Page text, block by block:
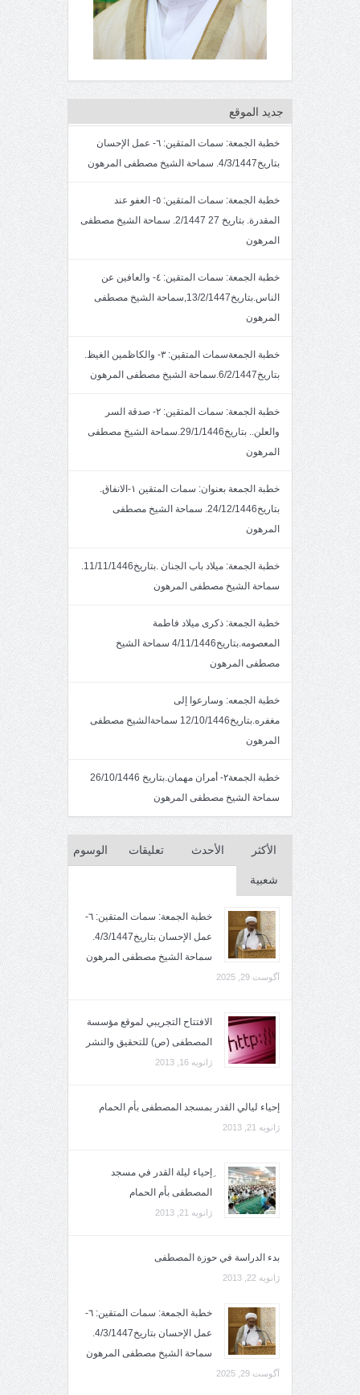
جديد الموقع
خطبة الجمعة: سمات المتقين: ٦- عمل الإحسان
بتاريخ4/3/1447. سماحة الشيخ مصطفى المرهون
خطبة الجمعة: سمات المتقين: ٥- العفو عند
المقدرة. بتاريخ 27 2/1447. سماحة الشيخ مصطفى
المرهون
خطبة الجمعة: سمات المتقين: ٤- والعافين عن
الناس.بتاريخ13/2/1447,سماحة الشيخ مصطفى
المرهون
خطبة الجمعةسمات المتقين: ٣- والكاظمين الغيظ.
بتاريخ6/2/1447.سماحة الشيخ مصطفى المرهون
خطبة الجمعة: سمات المتقين: ٢- صدقة السر
والعلن.. بتاريخ29/1/1446.سماحة الشيخ مصطفى
المرهون
خطبة الجمعة بعنوان: سمات المتقين ١-الانفاق.
بتاريخ24/12/1446. سماحة الشيخ مصطفى
المرهون
خطبة الجمعة: ميلاد باب الجنان .بتاريخ11/11/1446.
سماحة الشيخ مصطفى المرهون
خطبة الجمعة: ذكرى ميلاد فاطمة
المعصومه.بتاريخ4/11/1446 سماحة الشيخ
مصطفى المرهون
خطبة الجمعه: وسارعوا إلى
مغفره.بتاريخ12/10/1446 سماحةالشيخ مصطفى
المرهون
خطبة الجمعة٢- أمران مهمان.بتاريخ 26/10/1446
سماحة الشيخ مصطفى المرهون
الأكثر
شعبية
الأحدث تعليقات الوسوم
خطبة الجمعة: سمات المتقين: ٦-
عمل الإحسان بتاريخ4/3/1447.
سماحة الشيخ مصطفى المرهون
آگوست 29, 2025
الافتتاح التجريبي لموقع مؤسسة
المصطفى (ص) للتحقيق والنشر
ژانویه 16, 2013
إحياء ليالي القدر بمسجد المصطفى بأم الحمام
ژانویه 21, 2013
ِإحياء ليلة القدر في مسجد
المصطفى بأم الحمام
ژانویه 21, 2013
بدء الدراسة في حوزة المصطفى
ژانویه 22, 2013
خطبة الجمعة: سمات المتقين: ٦-
عمل الإحسان بتاريخ4/3/1447.
سماحة الشيخ مصطفى المرهون
آگوست 29, 2025